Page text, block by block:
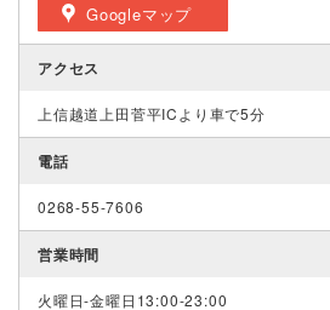
Googleマップ
アクセス
上信越道上田菅平ICより車で5分
電話
0268-55-7606
営業時間
火曜日-金曜日13:00-23:00